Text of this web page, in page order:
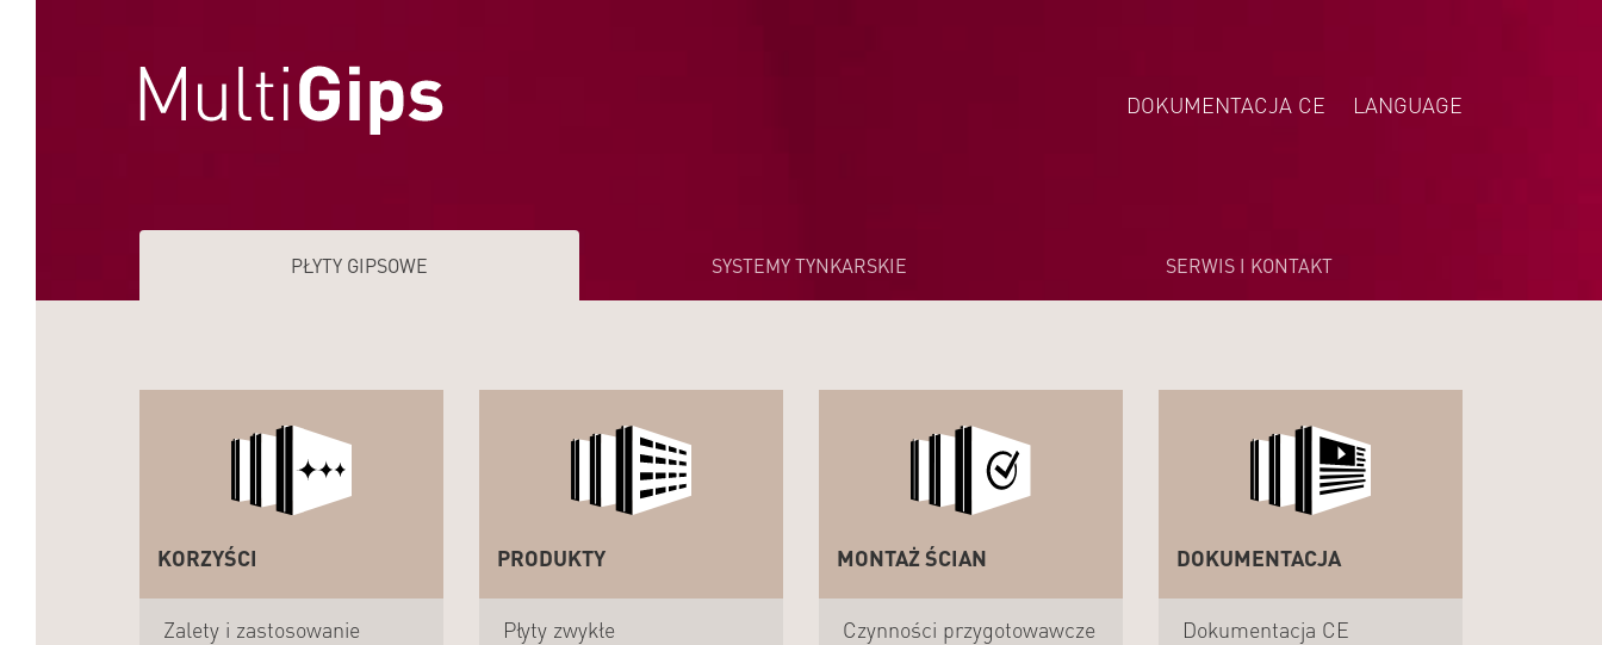
DOKUMENTACJA CE
LANGUAGE
PŁYTY GIPSOWE SYSTEMY TYNKARSKIE SERWIS I KONTAKT
KORZYŚCI
Zalety i zastosowanie
PRODUKTY
Płyty zwykłe
MONTAŻ ŚCIAN
Czynności przygotowawcze
DOKUMENTACJA
Dokumentacja CE